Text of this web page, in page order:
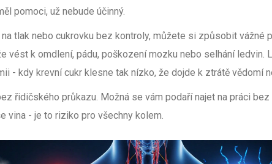
pomoci, už nebude účinný.
tlak nebo cukrovku bez kontroly, můžete si způsobit vážné
vést k omdlení, pádu, poškození mozku nebo selhání ledvin.
- kdy krevní cukr klesne tak nízko, že dojde k ztrátě vědomí
řidičského průkazu. Možná se vám podaří najet na práci
vina - je to riziko pro všechny kolem.